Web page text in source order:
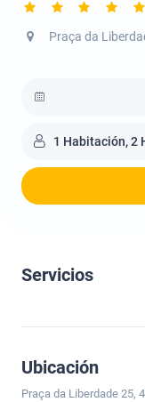
Praça da
1 Habitación, 2
Servicios
Ubicación
Praça da Liberdade 25,